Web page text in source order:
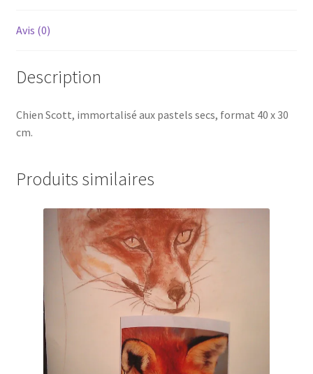
Avis (0)
Description
Chien Scott, immortalisé aux pastels secs, format 40 x 30
cm.
Produits similaires